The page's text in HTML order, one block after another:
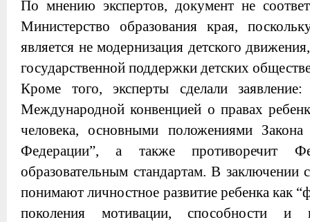
По мнению экспертов, документ не
Министерство образования края,
является не модернизация детского
государственной поддержки детских
Кроме того, эксперты сделали
Международной конвенцией о правах
человека, основными положениями
Федерации”, а также противоречит
образовательным стандартам. В заключении
понимают личностное развитие ребенка как
поколения мотивации, способности и